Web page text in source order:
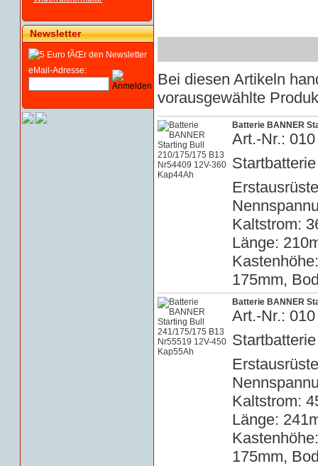
Newsletter
eMail-Adresse:
Bei diesen Artikeln
vorausgewählte
Batterie BANNER
Art.-Nr.:
Kaltstrom:
Länge:
175mm,
Batterie BANNER
Art.-Nr.:
Kaltstrom:
Länge:
175mm,